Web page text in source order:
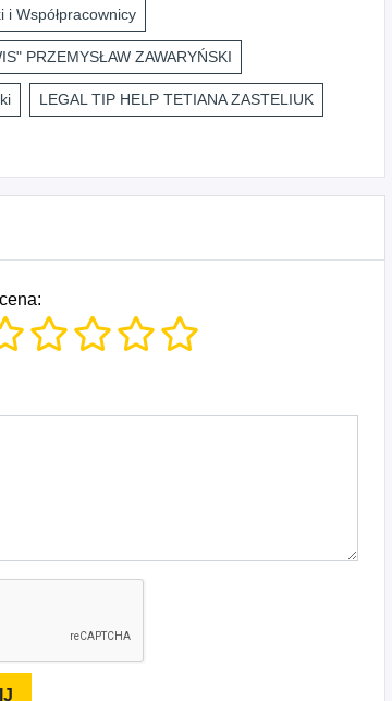
i Współpracownicy
PRZEMYSŁAW ZAWARYŃSKI
LEGAL TIP HELP TETIANA ZASTELIUK